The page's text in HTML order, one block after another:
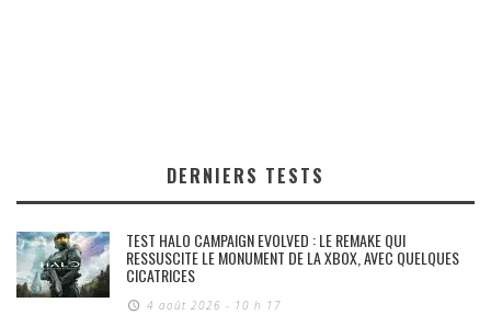
DERNIERS TESTS
TEST HALO CAMPAIGN EVOLVED : LE REMAKE QUI
RESSUSCITE LE MONUMENT DE LA XBOX, AVEC QUELQUES
CICATRICES
4 août 2026 - 10 h 17